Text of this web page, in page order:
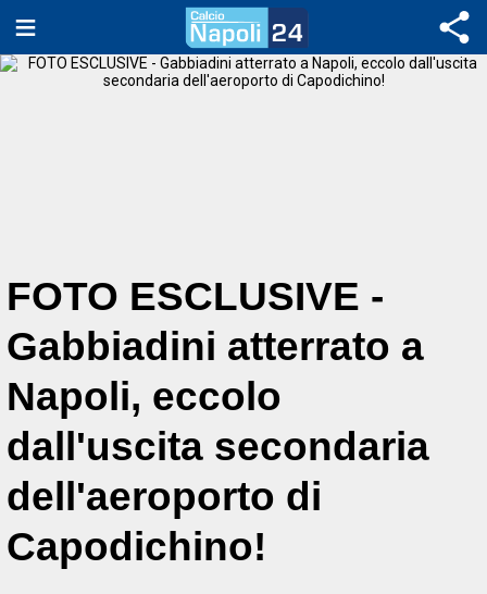
FOTO ESCLUSIVE -
Gabbiadini atterrato a
Napoli, eccolo
dall'uscita secondaria
dell'aeroporto di
Capodichino!